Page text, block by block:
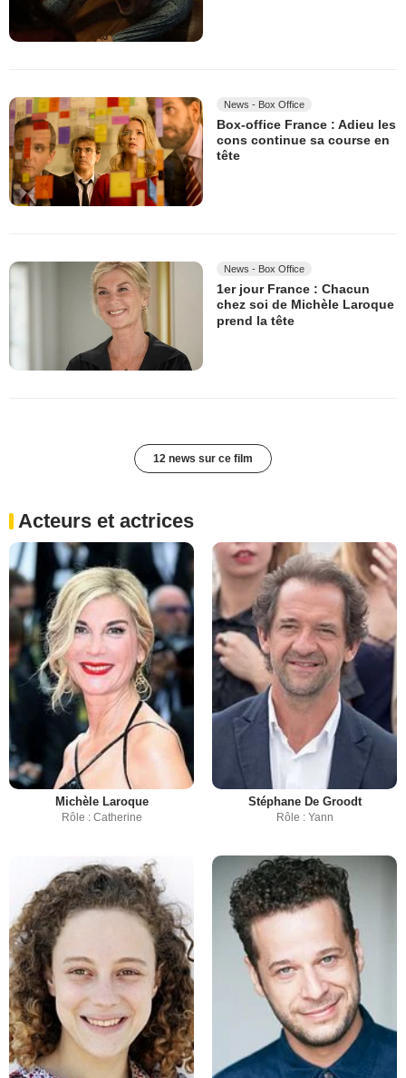
News - Box Office
Box-office France : Adieu les
cons continue sa course en
tête
News - Box Office
1er jour France : Chacun
chez soi de Michèle Laroque
prend la tête
12 news sur ce film
Acteurs et actrices
Michèle Laroque
Rôle : Catherine
Stéphane De Groodt
Rôle : Yann